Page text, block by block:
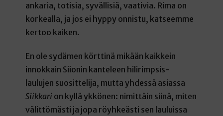
ankaria, totisia, syvällisiä, vaativia. Rima on
korkealla, ja jos ei hyppy onnistu, katseemme
kertoo kaiken.
En ole sydämen körttinä mikään kaikkein
innokkain Siionin kanteleen hilirimpsis-
laulujen suosittelija, mutta yhdessä asiassa
Siikkarion kyllä ykkönen: nimittäin siinä, miten
välittömästi ja jopa röyhkeästi sen lauluissa